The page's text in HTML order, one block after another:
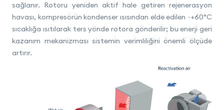
sağlanır. Rotoru yeniden aktif hale getiren rejenerasyon
havası, kompresörün kondenser ısısından elde edilen ~+60°C
sıcaklığa ısıtılarak ters yönde rotora gönderilir; bu enerji geri
kazanım mekanizması sistemin verimliliğini önemli ölçüde
artırır.